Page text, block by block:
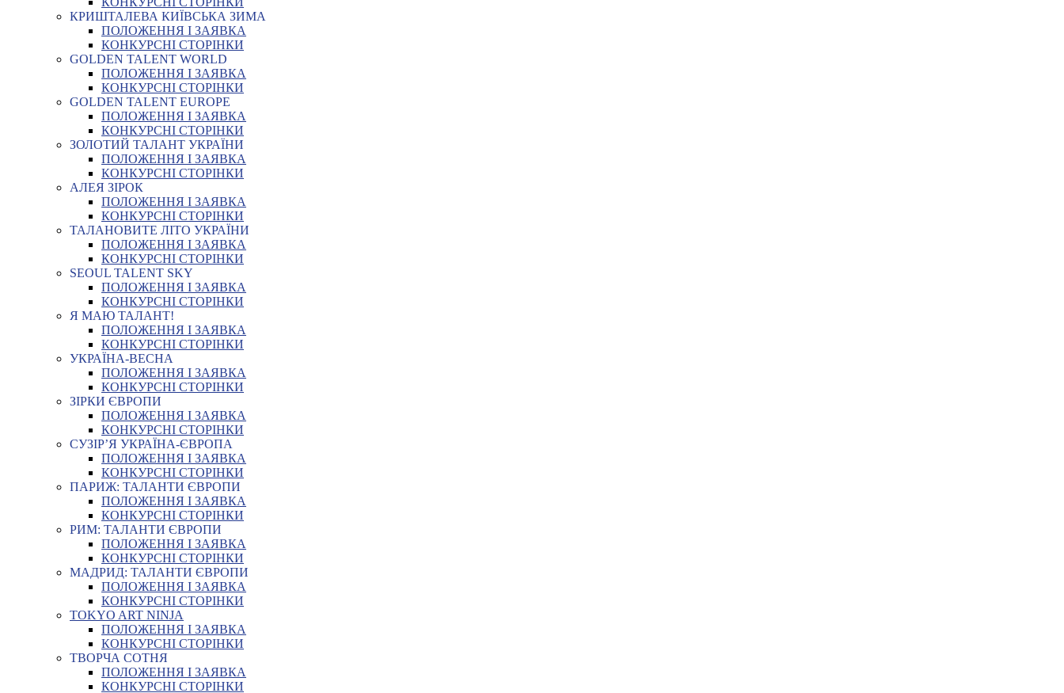
КРИШТАЛЕВА КИЇВСЬКА ЗИМА
ПОЛОЖЕННЯ І ЗАЯВКА
КОНКУРСНІ СТОРІНКИ
GOLDEN TALENT WORLD
ПОЛОЖЕННЯ І ЗАЯВКА
КОНКУРСНІ СТОРІНКИ
GOLDEN TALENT EUROPE
ПОЛОЖЕННЯ І ЗАЯВКА
КОНКУРСНІ СТОРІНКИ
ЗОЛОТИЙ ТАЛАНТ УКРАЇНИ
ПОЛОЖЕННЯ І ЗАЯВКА
КОНКУРСНІ СТОРІНКИ
АЛЕЯ ЗІРОК
ПОЛОЖЕННЯ І ЗАЯВКА
КОНКУРСНІ СТОРІНКИ
ТАЛАНОВИТЕ ЛІТО УКРАЇНИ
ПОЛОЖЕННЯ І ЗАЯВКА
КОНКУРСНІ СТОРІНКИ
SEOUL TALENT SKY
ПОЛОЖЕННЯ І ЗАЯВКА
КОНКУРСНІ СТОРІНКИ
Я МАЮ ТАЛАНТ!
ПОЛОЖЕННЯ І ЗАЯВКА
КОНКУРСНІ СТОРІНКИ
УКРАЇНА-ВЕСНА
ПОЛОЖЕННЯ І ЗАЯВКА
КОНКУРСНІ СТОРІНКИ
ЗІРКИ ЄВРОПИ
ПОЛОЖЕННЯ І ЗАЯВКА
КОНКУРСНІ СТОРІНКИ
СУЗІР’Я УКРАЇНА-ЄВРОПА
ПОЛОЖЕННЯ І ЗАЯВКА
КОНКУРСНІ СТОРІНКИ
ПАРИЖ: ТАЛАНТИ ЄВРОПИ
ПОЛОЖЕННЯ І ЗАЯВКА
КОНКУРСНІ СТОРІНКИ
РИМ: ТАЛАНТИ ЄВРОПИ
ПОЛОЖЕННЯ І ЗАЯВКА
КОНКУРСНІ СТОРІНКИ
МАДРИД: ТАЛАНТИ ЄВРОПИ
ПОЛОЖЕННЯ І ЗАЯВКА
КОНКУРСНІ СТОРІНКИ
TOKYO ART NINJA
ПОЛОЖЕННЯ І ЗАЯВКА
КОНКУРСНІ СТОРІНКИ
ТВОРЧА СОТНЯ
ПОЛОЖЕННЯ І ЗАЯВКА
КОНКУРСНІ СТОРІНКИ